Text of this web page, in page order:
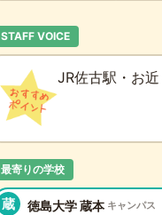
STAFF VOICE
JR佐古駅・お
最寄りの学校
蔵 徳島大学 蔵本 キャンパス